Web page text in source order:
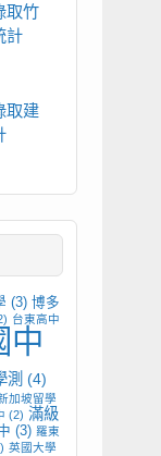
取竹
計
取建
(3) 博多
台東高中
中
測 (4)
加坡留學
(2) 滿級
(3) 羅東
英國大學